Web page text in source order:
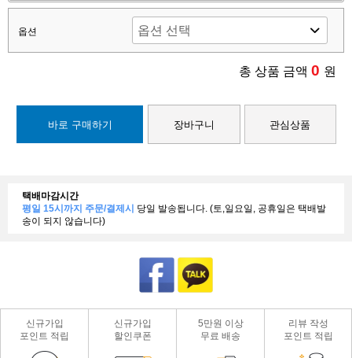
옵션
총 상품 금액 0 원
바로 구매하기 장바구니 관심상품
택배마감시간
평일 15시까지 주문/결제시 당일 발송됩니다. (토,일요일, 공휴일은 택배발
송이 되지 않습니다)
신규가입
포인트 적립
신규가입
할인쿠폰
5만원 이상
무료 배송
리뷰 작성
포인트 적립